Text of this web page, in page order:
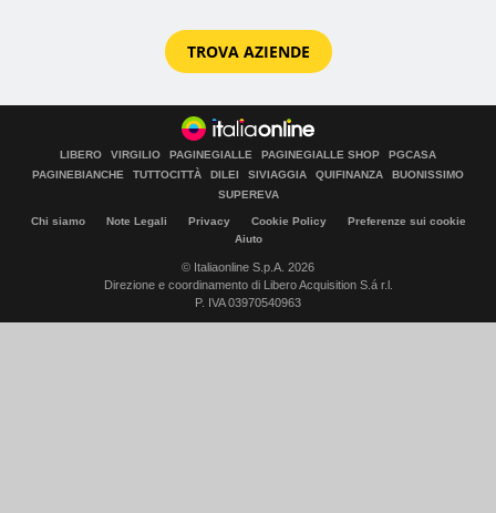
TROVA AZIENDE
LIBERO VIRGILIO PAGINEGIALLE PAGINEGIALLE SHOP
PGCASA
PAGINEBIANCHE
TUTTOCITTÀ DILEI SIVIAGGIA QUIFINANZA
BUONISSIMO
SUPEREVA
Chi siamo Note Legali Privacy Cookie Policy
Preferenze sui cookie
Aiuto
© Italiaonline S.p.A. 2026
Direzione e coordinamento di Libero Acquisition S.á r.l.
P. IVA 03970540963